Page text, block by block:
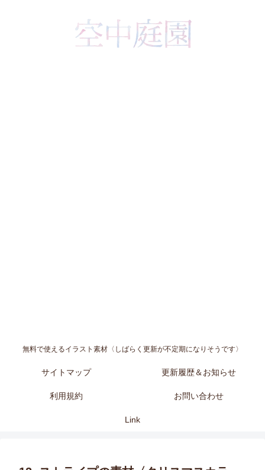
無料で使えるイラスト素材〈しばらく更新が不定期になりそうです〉
サイトマップ 更新履歴＆お知らせ
利用規約 お問い合わせ
Link